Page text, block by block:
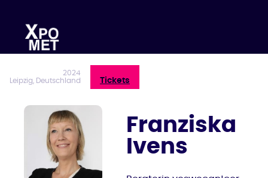
springen
2024
Leipzig, Deutschland
Tickets
Franziska
Ivens